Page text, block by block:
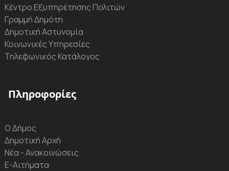
Κέντρο Εξυπηρέτησης Πολιτών
Γραμμή Δημότη
Δημοτική Αστυνομία
Κοινωνικές Υπηρεσίες
Τηλεφωνικός Κατάλογος
Πληροφορίες
Ο Δήμος
Δημοτική Αρχή
Νέα - Ανακοινώσεις
Ε-Αιτήματα